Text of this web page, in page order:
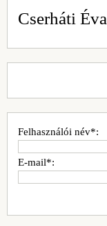
Cserháti Éva
Felhasználói név*:
E-mail*: